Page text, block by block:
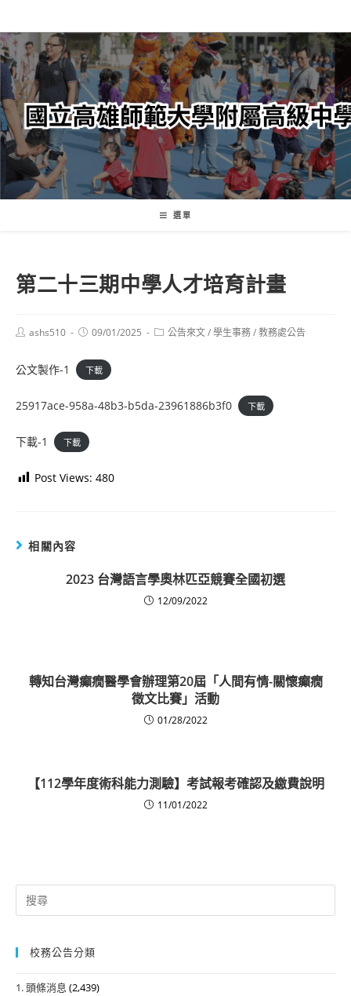
轉
至
主
內
容
選單
第二十三期中學人才培育計畫
Postashs510
Post09/01/2025
Post公告來文/學生事務/教務處公告
公文製作-1 下載
25917ace-958a-48b3-b5da-23961886b3f0 下載
下載-1 下載
Post Views: 480
相關內容
2023 台灣語言學奧林匹亞競賽全國初選
12/09/2022
轉知台灣癲癇醫學會辦理第20屆「人間有情-關懷癲癇
徵文比賽」活動
01/28/2022
【112學年度術科能力測驗】考試報考確認及繳費說明
11/01/2022
Search
for:
校務公告分類
1. 頭條消息 (2,439)